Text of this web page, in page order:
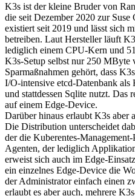
K3s ist der kleine Bruder von
die seit Dezember 2020 zur
existiert seit 2019 und lässt sich
betreiben. Laut Hersteller läuft
lediglich einem CPU-Kern und
K3s-Setup selbst nur 250 MByte
Sparmaßnahmen gehört, dass
I/O-intensive etcd-Datenbank
und stattdessen Sqlite nutzt.
auf einem Edge-Device.
Darüber hinaus erlaubt K3s aber
Die Distribution unterscheidet
der die Kuberentes-
Agenten, der lediglich
erweist sich auch im Edge-
ein einzelnes Edge-Device die
der Administrator einfach einen
erlaubt es aber auch, mehrere